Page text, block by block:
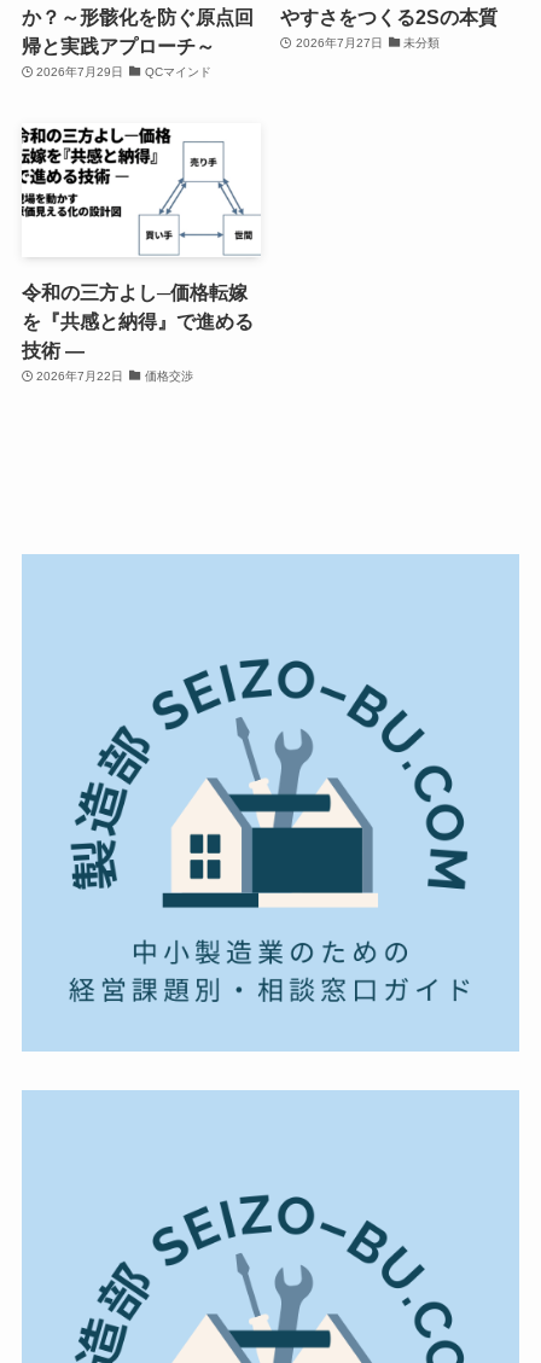
か？～形骸化を防ぐ原点回
帰と実践アプローチ～
2026年7月29日 QCマインド
やすさをつくる2Sの本質
2026年7月27日 未分類
令和の三方よし─価格転嫁
を『共感と納得』で進める
技術 ―
2026年7月22日 価格交渉